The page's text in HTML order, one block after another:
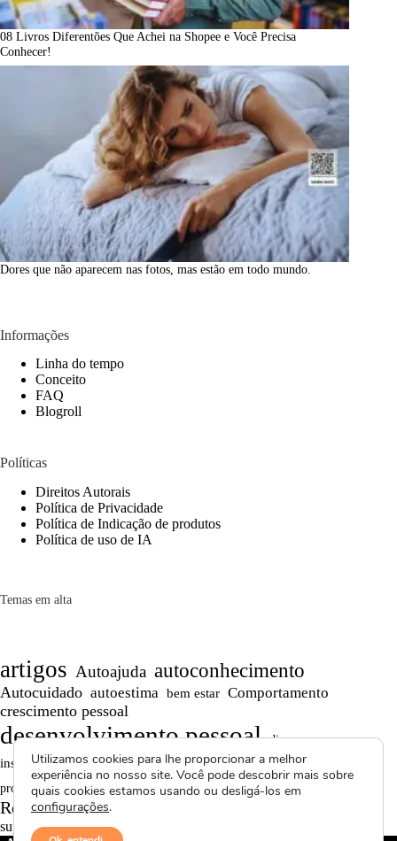
08 Livros Diferentões Que Achei na Shopee e Você Precisa
Conhecer!
Dores que não aparecem nas fotos, mas estão em todo mundo.
Informações
Linha do tempo
Conceito
FAQ
Blogroll
Políticas
Direitos Autorais
Política de Privacidade
Política de Indicação de produtos
Política de uso de IA
Temas em alta
artigos Autoajuda autoconhecimento
Autocuidado autoestima bem estar Comportamento
crescimento pessoal
desenvolvimento pessoal dicas
inspiração Maturidade Motivação Persistência
produtividade Projetos autorais reflexão Reflexões
Reflexões de Vida
superação textos curtos
Utilizamos cookies para lhe proporcionar a melhor
experiência no nosso site. Você pode descobrir mais sobre
quais cookies estamos usando ou desligá-los em
configurações.